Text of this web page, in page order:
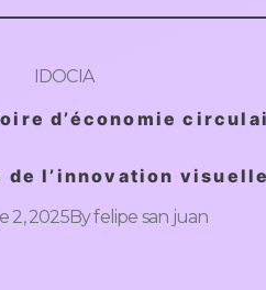
IDOCIA
d’économie
de l’innovation
2, 2025Byfelipe san juan